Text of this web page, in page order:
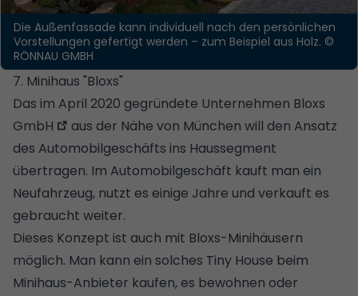
Die Außenfassade kann individuell nach den persönlichen
Vorstellungen gefertigt werden – zum Beispiel aus Holz. ©
RÖNNAU GMBH
7. Minihaus "Bloxs"
Das im April 2020 gegründete Unternehmen Bloxs
GmbH
aus der Nähe von München will den Ansatz
des Automobilgeschäfts ins Haussegment
übertragen. Im Automobilgeschäft kauft man ein
Neufahrzeug, nutzt es einige Jahre und verkauft es
gebraucht weiter.
Dieses Konzept ist auch mit Bloxs-Minihäusern
möglich. Man kann ein solches Tiny House beim
Minihaus-Anbieter kaufen, es bewohnen oder